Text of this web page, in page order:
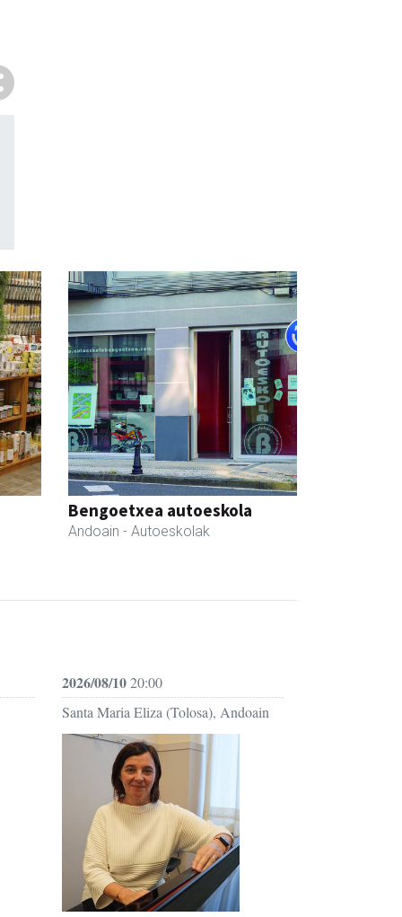
Bengoetxea autoeskola
Andoain - Autoeskolak
2026/08/1020:00
Santa Maria Eliza (Tolosa), Andoain